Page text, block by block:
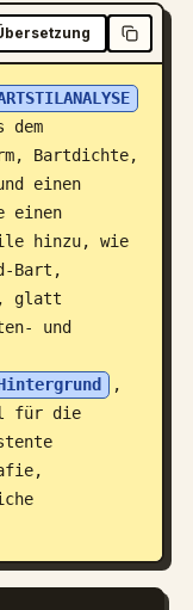
dem
Bartdichte,
einen
einen
hinzu, wie
Bart,
glatt
und
,
für die